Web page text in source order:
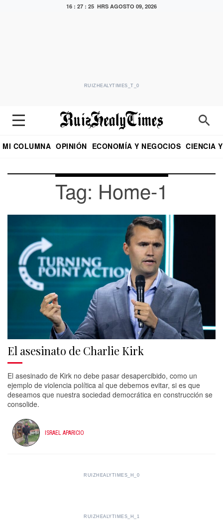
16 : 27 : 25 HRS AGOSTO 09, 2026
RUIZHEALYTIMES_T_0
MI COLUMNA OPINIÓN ECONOMÍA Y NEGOCIOS CIENCIA
Tag: Home-1
El asesinato de Charlie Kirk
El asesinado de Kirk no debe pasar desapercibido, como un
ejemplo de violencia política al que debemos evitar, si es que
deseamos que nuestra sociedad democrática en construcción se
consolide.
ISRAEL APARICIO
RUIZHEALYTIMES_H_0
RUIZHEALYTIMES_H_1